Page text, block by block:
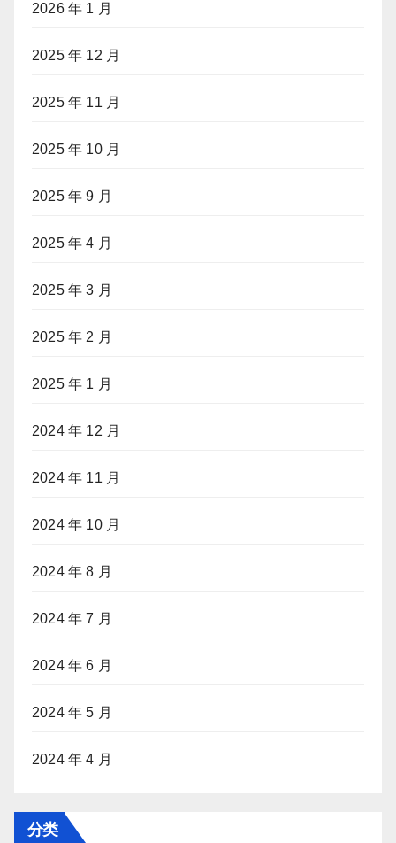
2026 年 1 月
2025 年 12 月
2025 年 11 月
2025 年 10 月
2025 年 9 月
2025 年 4 月
2025 年 3 月
2025 年 2 月
2025 年 1 月
2024 年 12 月
2024 年 11 月
2024 年 10 月
2024 年 8 月
2024 年 7 月
2024 年 6 月
2024 年 5 月
2024 年 4 月
分类